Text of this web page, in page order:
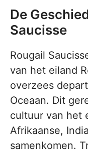
De
Saucisse
Rougail
van het eiland
overzees
Oceaan. Dit
cultuur van het
Afrikaanse,
samenkomen.